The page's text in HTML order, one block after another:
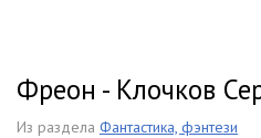
Фреон - Клочков
Из раздела Фантастика, фэнтези